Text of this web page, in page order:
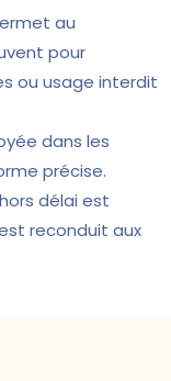
au
pour
ou usage interdit
dans les
précise.
délai est
reconduit aux